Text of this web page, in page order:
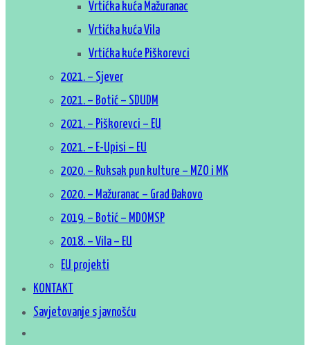
Vrtićka kuća Mažuranac
Vrtićka kuća Vila
Vrtićka kuće Piškorevci
2021. – Sjever
2021. – Botić – SDUDM
2021. – Piškorevci – EU
2021. – E-Upisi – EU
2020. – Ruksak pun kulture – MZO i MK
2020. – Mažuranac – Grad Đakovo
2019. – Botić – MDOMSP
2018. – Vila – EU
EU projekti
KONTAKT
Savjetovanje s javnošću